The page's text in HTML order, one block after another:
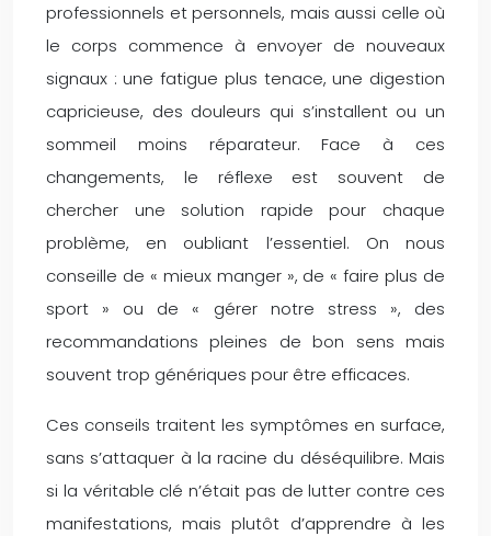
professionnels et personnels, mais aussi celle où
le corps commence à envoyer de nouveaux
signaux : une fatigue plus tenace, une digestion
capricieuse, des douleurs qui s’installent ou un
sommeil moins réparateur. Face à ces
changements, le réflexe est souvent de
chercher une solution rapide pour chaque
problème, en oubliant l’essentiel. On nous
conseille de « mieux manger », de « faire plus de
sport » ou de « gérer notre stress », des
recommandations pleines de bon sens mais
souvent trop génériques pour être efficaces.
Ces conseils traitent les symptômes en surface,
sans s’attaquer à la racine du déséquilibre. Mais
si la véritable clé n’était pas de lutter contre ces
manifestations, mais plutôt d’apprendre à les